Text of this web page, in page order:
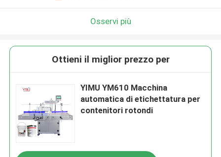
Osservi più
Ottieni il miglior prezzo per
YIMU YM610 Macchina
automatica di etichettatura per
contenitori rotondi